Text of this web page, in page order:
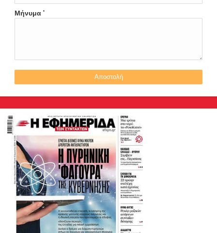
Μήνυμα *